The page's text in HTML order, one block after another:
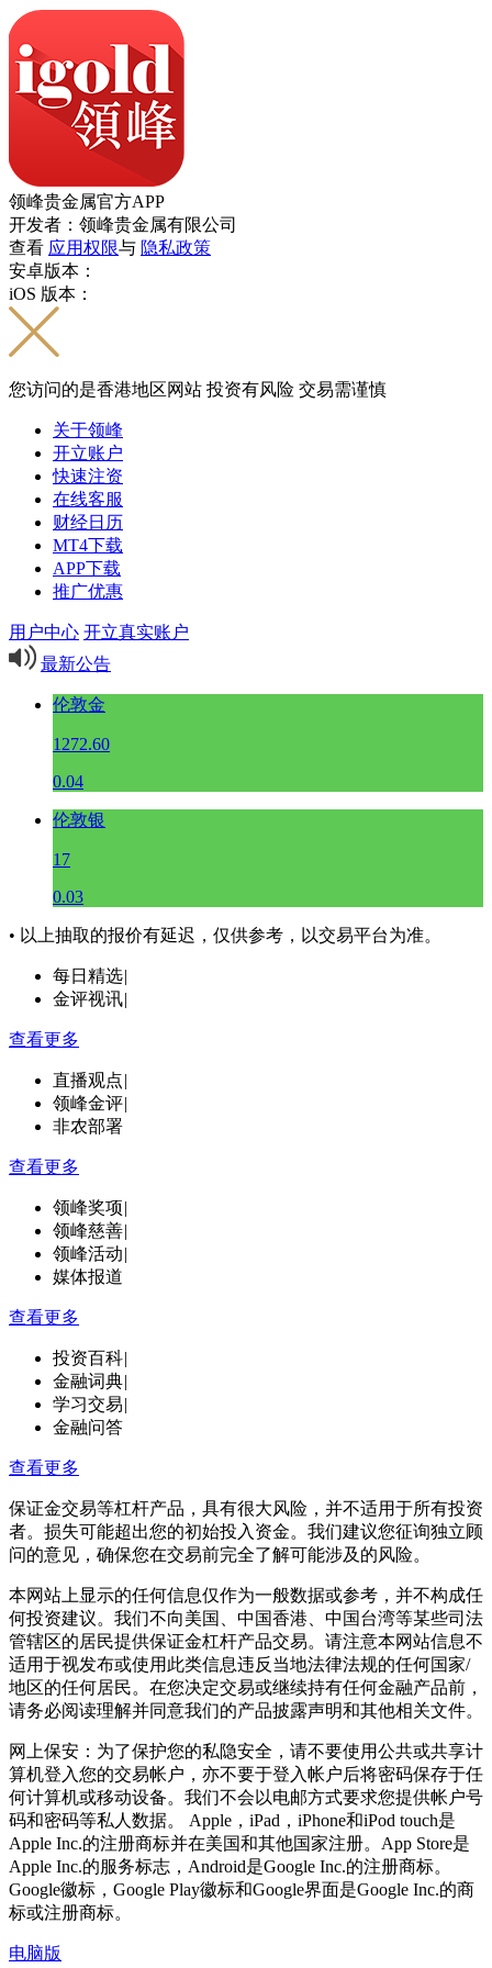
领峰贵金属官方APP
开发者：领峰贵金属有限公司
查看 应用权限与 隐私政策
安卓版本：
iOS 版本：
您访问的是香港地区网站 投资有风险 交易需谨慎
关于领峰
开立账户
快速注资
在线客服
财经日历
MT4下载
APP下载
推广优惠
用户中心 开立真实账户
最新公告
伦敦金
1272.60
0.04
伦敦银
17
0.03
• 以上抽取的报价有延迟，仅供参考，以交易平台为准。
每日精选|
金评视讯|
查看更多
直播观点|
领峰金评|
非农部署
查看更多
领峰奖项|
领峰慈善|
领峰活动|
媒体报道
查看更多
投资百科|
金融词典|
学习交易|
金融问答
查看更多
保证金交易等杠杆产品，具有很大风险，并不适用于所有投资
者。损失可能超出您的初始投入资金。我们建议您征询独立顾
问的意见，确保您在交易前完全了解可能涉及的风险。
本网站上显示的任何信息仅作为一般数据或参考，并不构成任
何投资建议。我们不向美国、中国香港、中国台湾等某些司法
管辖区的居民提供保证金杠杆产品交易。请注意本网站信息不
适用于视发布或使用此类信息违反当地法律法规的任何国家/
地区的任何居民。在您决定交易或继续持有任何金融产品前，
请务必阅读理解并同意我们的产品披露声明和其他相关文件。
网上保安：为了保护您的私隐安全，请不要使用公共或共享计
算机登入您的交易帐户，亦不要于登入帐户后将密码保存于任
何计算机或移动设备。我们不会以电邮方式要求您提供帐户号
码和密码等私人数据。 Apple，iPad，iPhone和iPod touch是
Apple Inc.的注册商标并在美国和其他国家注册。App Store是
Apple Inc.的服务标志，Android是Google Inc.的注册商标。
Google徽标，Google Play徽标和Google界面是Google Inc.的商
标或注册商标。
电脑版